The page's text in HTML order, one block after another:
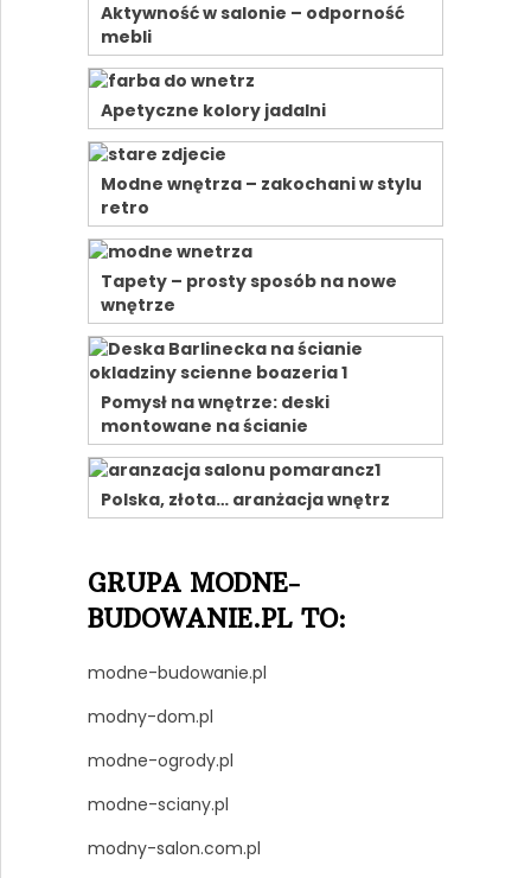
Aktywność w salonie – odporność
mebli
Apetyczne kolory jadalni
Modne wnętrza – zakochani w stylu
retro
Tapety – prosty sposób na nowe
wnętrze
Pomysł na wnętrze: deski
montowane na ścianie
Polska, złota… aranżacja wnętrz
GRUPA MODNE-
BUDOWANIE.PL TO:
modne-budowanie.pl
modny-dom.pl
modne-ogrody.pl
modne-sciany.pl
modny-salon.com.pl